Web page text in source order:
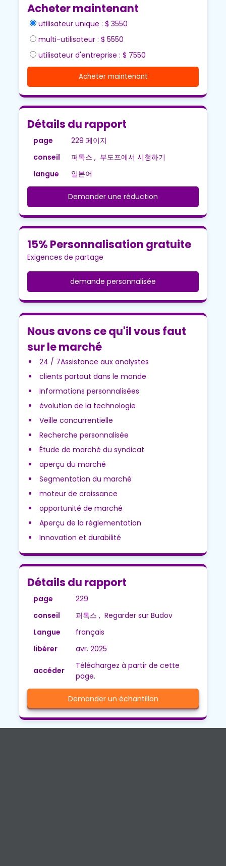
Acheter maintenant
utilisateur unique : $ 3550
multi-utilisateur : $ 5550
utilisateur d'entreprise : $ 7550
Acheter maintenant
Détails du rapport
page
229 페이지
conseil
퍼톡스 , 부도프에서 시청하기
langue
일본어
Demander une réduction
15% Personnalisation gratuite
Exigences de partage
demande personnalisée
Nous avons ce qu'il vous faut
sur le marché
24 / 7Assistance aux analystes
clients partout dans le monde
Informations personnalisées
évolution de la technologie
Veille concurrentielle
Recherche personnalisée
Étude de marché du syndicat
aperçu du marché
Segmentation du marché
moteur de croissance
opportunité de marché
Aperçu de la réglementation
Innovation et durabilité
Détails du rapport
page
229
conseil
퍼톡스 , Regarder sur Budov
Langue
français
libérer
avr. 2025
accéder
Téléchargez à partir de cette
page.
Demander un échantillon